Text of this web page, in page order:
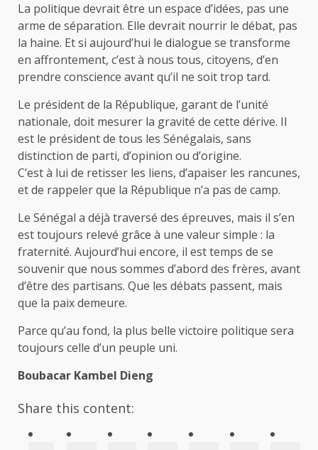
La politique devrait être un espace d’idées, pas une
arme de séparation. Elle devrait nourrir le débat, pas
la haine. Et si aujourd’hui le dialogue se transforme
en affrontement, c’est à nous tous, citoyens, d’en
prendre conscience avant qu’il ne soit trop tard.
Le président de la République, garant de l’unité
nationale, doit mesurer la gravité de cette dérive. Il
est le président de tous les Sénégalais, sans
distinction de parti, d’opinion ou d’origine.
C’est à lui de retisser les liens, d’apaiser les rancunes,
et de rappeler que la République n’a pas de camp.
Le Sénégal a déjà traversé des épreuves, mais il s’en
est toujours relevé grâce à une valeur simple : la
fraternité. Aujourd’hui encore, il est temps de se
souvenir que nous sommes d’abord des frères, avant
d’être des partisans. Que les débats passent, mais
que la paix demeure.
Parce qu’au fond, la plus belle victoire politique sera
toujours celle d’un peuple uni.
Boubacar Kambel Dieng
Share this content: